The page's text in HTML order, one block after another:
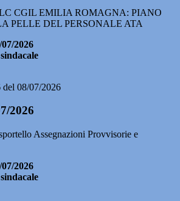
CGIL EMILIA ROMAGNA: PIANO
PELLE DEL PERSONALE ATA
07/2026
08/07/2026
2026
Assegnazioni Provvisorie e
07/2026